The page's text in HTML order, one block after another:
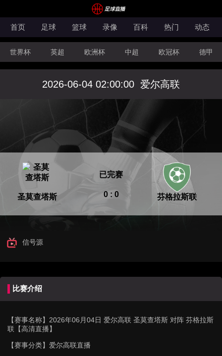
首页 足球 篮球 录像 百科 热门 动态
世界杯 英超 欧洲杯 中超 欧冠杯 德甲
CBA FIBA洲际杯
2026-06-04 02:00:00 爱尔高联
圣莫查塔斯 0 : 0
已完赛
芬格拉斯联
信号源
比赛介绍
【赛事名称】 2026年06月04日 爱尔高联 圣莫查塔斯 对阵 芬格拉斯
联【高清直播】
【赛事分类】 爱尔高联直播